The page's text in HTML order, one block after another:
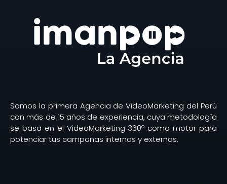
Somos la primera Agencia de VideoMarketing del Perú
con más de 15 años de experiencia, cuya metodología
se basa en el VideoMarketing 360º como motor para
potenciar tus campañas internas y externas.